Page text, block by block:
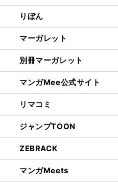
りぼん
マーガレット
別冊マーガレット
マンガMee公式サイト
リマコミ
ジャンプTOON
ZEBRACK
マンガMeets